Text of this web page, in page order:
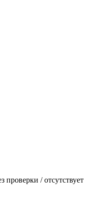
проверки / отсутствует